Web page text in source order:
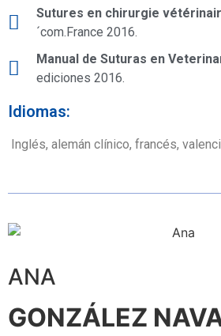
Sutures en chirurgie
´com.France 2016.
Manual de Suturas en
ediciones 2016.
Idiomas:
Inglés, alemán clínico, francés,
ANA
GONZÁLEZ